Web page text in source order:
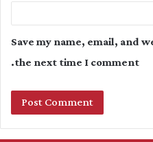
Save my name, email, and
the next time I comment.